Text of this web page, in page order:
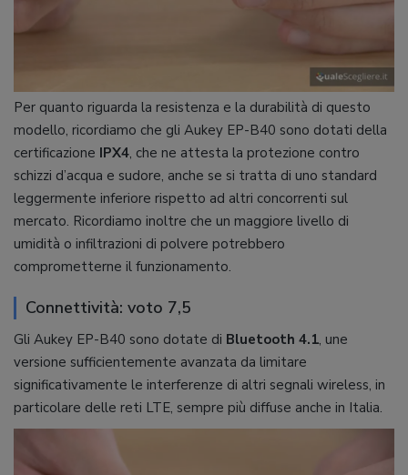
Per quanto riguarda la resistenza e la durabilità di questo
modello, ricordiamo che gli Aukey EP-B40 sono dotati della
certificazione IPX4, che ne attesta la protezione contro
schizzi d’acqua e sudore, anche se si tratta di uno standard
leggermente inferiore rispetto ad altri concorrenti sul
mercato. Ricordiamo inoltre che un maggiore livello di
umidità o infiltrazioni di polvere potrebbero
comprometterne il funzionamento.
Connettività: voto 7,5
Gli Aukey EP-B40 sono dotate di Bluetooth 4.1, une
versione sufficientemente avanzata da limitare
significativamente le interferenze di altri segnali wireless, in
particolare delle reti LTE, sempre più diffuse anche in Italia.